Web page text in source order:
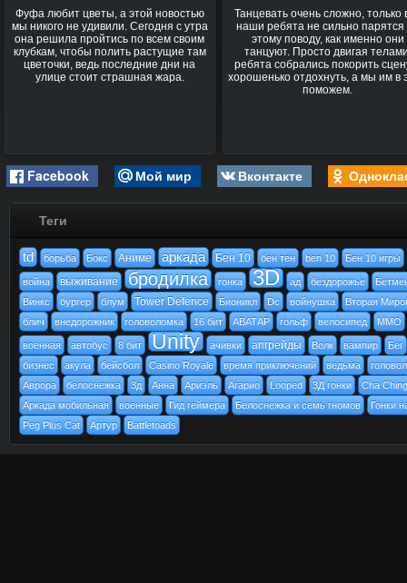
Фуфа любит цветы, а этой новостью
мы никого не удивили. Сегодня с утра
она решила пройтись по всем своим
клубкам, чтобы полить растущие там
цветочки, ведь последние дни на
улице стоит страшная жара.
Танцевать очень сложно, только
наши ребята не сильно парятся
этому поводу, как именно они
танцуют. Просто двигая
ребята собрались покорить
хорошенько отдохнуть, а мы им в
поможем.
Facebook Мой мир Вконтакте
Теги
td борьба Бокс Аниме аркада Бен 10 бен тен ben 10 Бен 10 игры
война выживание бродилка гонка 3D ад бездорожье
Винкс
бургер блум Tower Defence Бионикл Dc войнушка
Вторая
блич
внедорожник головоломка 16 бит АВАТАР гольф велосипед MMO
военная автобус 8 бит Unity ачивки апгрейды Волк вампир
Бег
бизнес
акула бейсбол Casino Royale время приключений ведьма
Аврора
белоснежка 3д Анна Ариэль Агарио Looped 3Д гонки
Cha Ching
Аркада мобильная
военные Гид геймера Белоснежка и семь гномов
Гонки
Peg Plus Cat
Артур Battletoads